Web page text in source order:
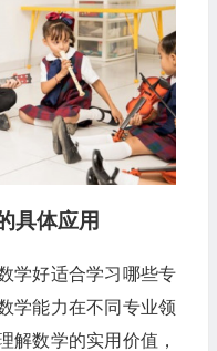
具体应用
学好适合学习哪些专
学能力在不同专业领
解数学的实用价值，